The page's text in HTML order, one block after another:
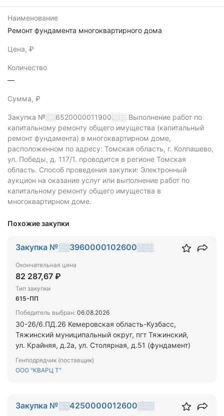
Наименование
Ремонт фундамента многоквартирного дома
Цена, ₽
Количество
—
Сумма, ₽
Закупка №░░6520000011900░░░ Выполнение работ по
капитальному ремонту общего имущества (капитальный
ремонт фундамента) в многоквартирном доме,
расположенном по адресу: Томская область, г. Колпашево,
ул. Победы, д. 117/1. проводится в регионе Томская
область. Способ проведения закупки: Электронный
аукцион на оказание услуг или выполнение работ по
капитальному ремонту общего имущества в
многоквартирном доме.
Похожие закупки
Закупка №░░3960000102600░░░
Окончательная цена
82 287,67 ₽
Тип закупки
615-ПП
Победитель выбран: 06.08.2026
30-26/6.ПД.26 Кемеровская область-Кузбасс,
Тяжинский муниципальный округ, пгт Тяжинский,
ул. Крайняя, д.2а, ул. Столярная, д.51 (фундамент)
Генподрядчик (поставщик)
ООО "КВАРЦ Т"
Закупка №░░4250000012600░░░